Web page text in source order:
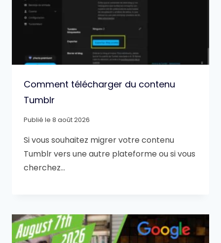
Comment télécharger du contenu
Tumblr
Publié le 8 août 2026
Si vous souhaitez migrer votre contenu
Tumblr vers une autre plateforme ou si vous
cherchez…